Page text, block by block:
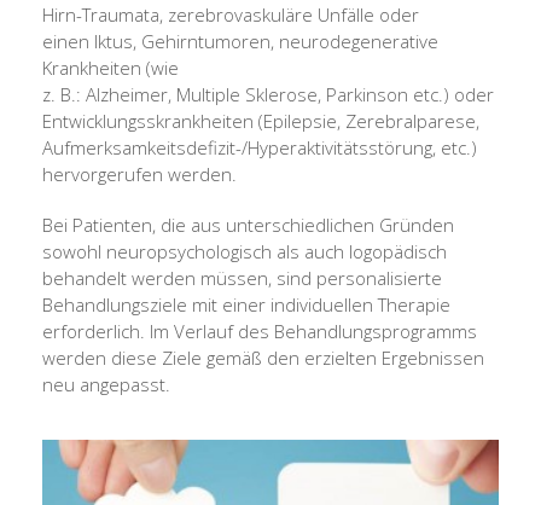
Hirn-Traumata, zerebrovaskuläre Unfälle oder
einen Iktus, Gehirntumoren, neurodegenerative
Krankheiten (wie
z. B.: Alzheimer, Multiple Sklerose, Parkinson etc.) oder
Entwicklungsskrankheiten (Epilepsie, Zerebralparese,
Aufmerksamkeitsdefizit-/Hyperaktivitätsstörung, etc.)
hervorgerufen werden.
Bei Patienten, die aus unterschiedlichen Gründen
sowohl neuropsychologisch als auch logopädisch
behandelt werden müssen, sind personalisierte
Behandlungsziele mit einer individuellen Therapie
erforderlich. Im Verlauf des Behandlungsprogramms
werden diese Ziele gemäß den erzielten Ergebnissen
neu angepasst.